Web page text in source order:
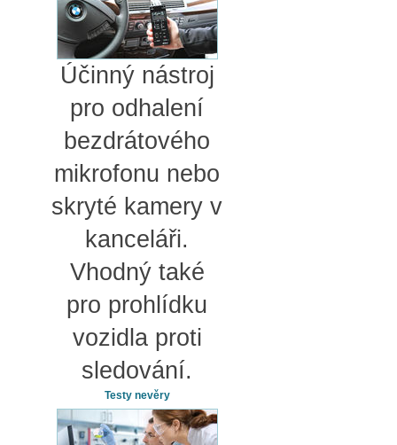
Účinný nástroj
pro odhalení
bezdrátového
mikrofonu nebo
skryté kamery v
kanceláři.
Vhodný také
pro prohlídku
vozidla proti
sledování.
Testy nevěry